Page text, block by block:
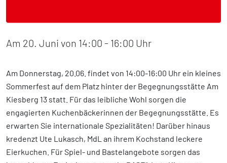
Am 20. Juni von 14:00 - 16:00 Uhr
Am Donnerstag, 20.06. findet von 14:00-16:00 Uhr ein kleines
Sommerfest auf dem Platz hinter der Begegnungsstätte Am
Kiesberg 13 statt. Für das leibliche Wohl sorgen die
engagierten Kuchenbäckerinnen der Begegnungsstätte. Es
erwarten Sie internationale Spezialitäten! Darüber hinaus
kredenzt Ute Lukasch, MdL an ihrem Kochstand leckere
Eierkuchen. Für Spiel- und Bastelangebote sorgen das